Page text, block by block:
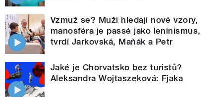
Vzmuž se? Muži hledají nové vzory,
manosféra je passé jako leninismus,
tvrdí Jarkovská, Maňák a Petr
Jaké je Chorvatsko bez turistů?
Aleksandra Wojtaszeková: Fjaka